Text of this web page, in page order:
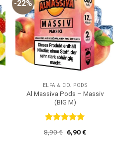
-22%
ELFA & CO. PODS
Al Massiva Pods – Massiv
(BIG M)
Bewertet
mit 5 von
8,90€ Ursprünglicher
Preis
6,90€Aktueller